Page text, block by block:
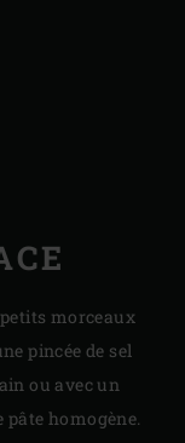
morceaux
pincée de sel
ou avec un
pâte homogène.